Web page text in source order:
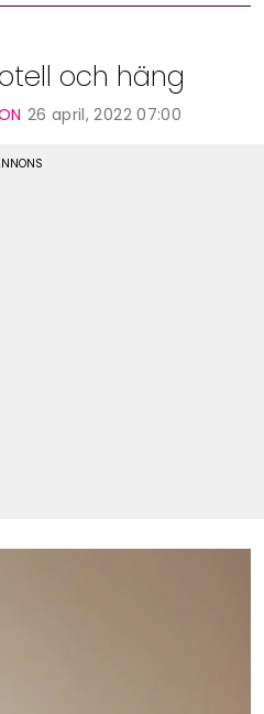
och häng
26 april, 2022 07:00